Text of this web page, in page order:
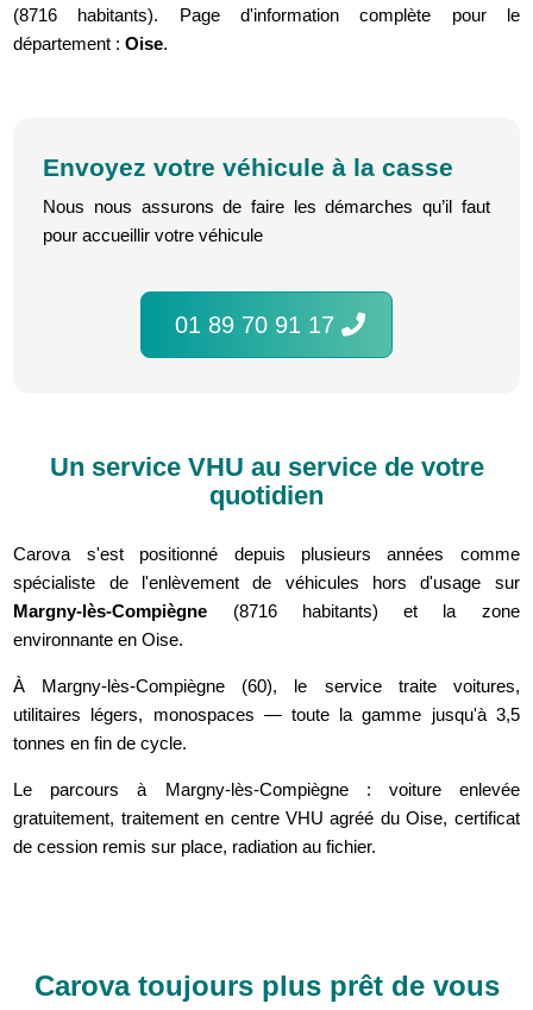
(8716 habitants). Page d'information complète pour le
département :Oise.
Envoyez votre véhicule à la casse
Nous nous assurons de faire les démarches qu’il faut
pour accueillir votre véhicule
01 89 70 91 17
Un service VHU au service de votre
quotidien
Carova s'est positionné depuis plusieurs années comme
spécialiste de l'enlèvement de véhicules hors d'usage sur
Margny-lès-Compiègne (8716 habitants) et la zone
environnante en Oise.
À Margny-lès-Compiègne (60), le service traite voitures,
utilitaires légers, monospaces — toute la gamme jusqu'à 3,5
tonnes en fin de cycle.
Le parcours à Margny-lès-Compiègne : voiture enlevée
gratuitement, traitement en centre VHU agréé du Oise, certificat
de cession remis sur place, radiation au fichier.
Carova toujours plus prêt de vous